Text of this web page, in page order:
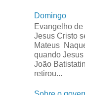
Domingo
Evangelho
Jesus Cristo
Mateus
quando
João
retirou...